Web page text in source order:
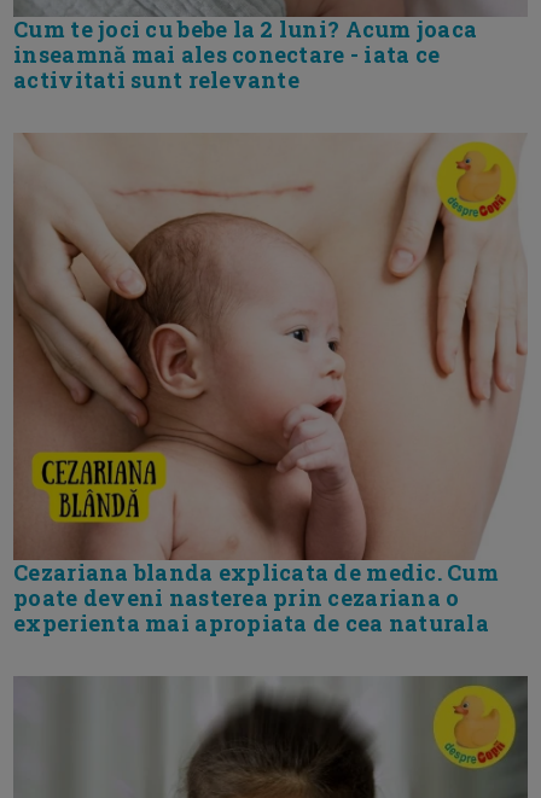
Cum te joci cu bebe la 2 luni? Acum joaca
inseamnă mai ales conectare - iata ce
activitati sunt relevante
Cezariana blanda explicata de medic. Cum
poate deveni nasterea prin cezariana o
experienta mai apropiata de cea naturala